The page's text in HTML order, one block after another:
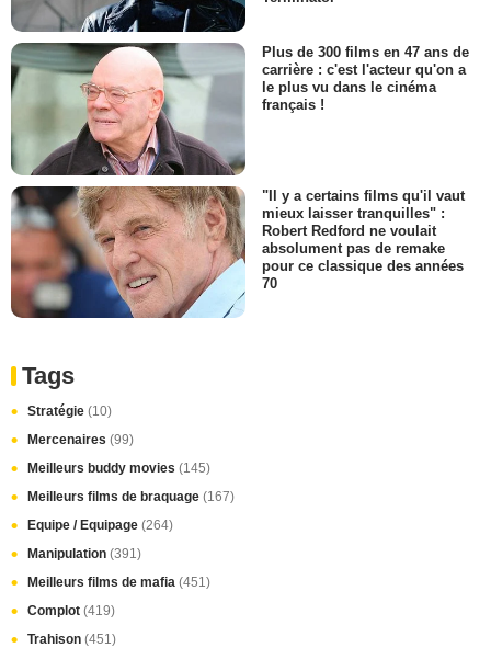
Plus de 300 films en 47 ans de
carrière : c'est l'acteur qu'on a
le plus vu dans le cinéma
français !
"Il y a certains films qu'il vaut
mieux laisser tranquilles" :
Robert Redford ne voulait
absolument pas de remake
pour ce classique des années
70
Tags
Stratégie (10)
Mercenaires (99)
Meilleurs buddy movies (145)
Meilleurs films de braquage (167)
Equipe / Equipage (264)
Manipulation (391)
Meilleurs films de mafia (451)
Complot (419)
Trahison (451)